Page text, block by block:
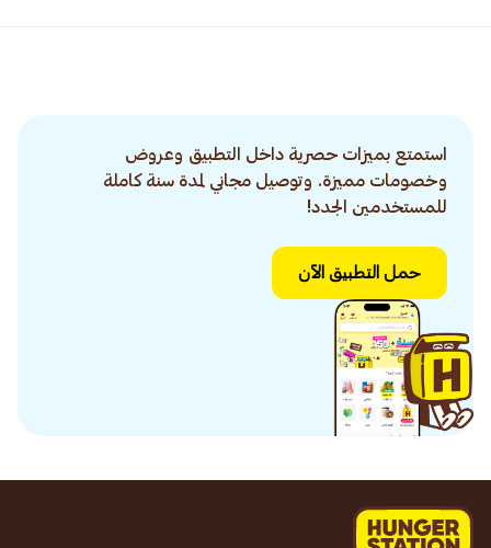
استمتع بميزات حصرية داخل التطبيق وعروض
وخصومات مميزة. وتوصيل مجاني لمدة سنة كاملة
للمستخدمين الجدد!
حمل التطبيق الآن